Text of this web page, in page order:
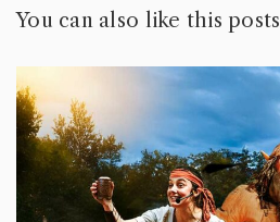
You can also like this posts